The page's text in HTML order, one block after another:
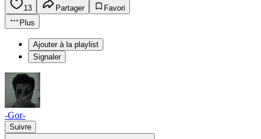
13 Partager
Favori
Plus
Ajouter à la playlist
Signaler
-Gor-
Suivre